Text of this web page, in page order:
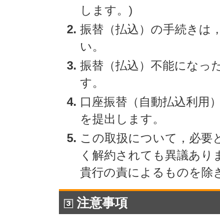
します。)
振替（払込）の手続きは
い。
振替（払込）不能になっ
す。
口座振替（自動払込利用
を提出します。
この取扱について，必要
く解約されても異議あり
貴行の責によるものを除
注意事項